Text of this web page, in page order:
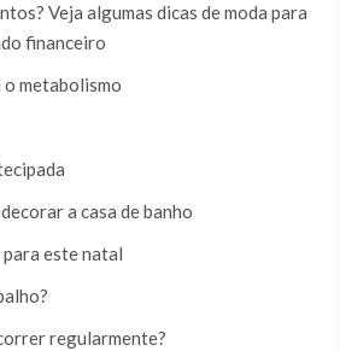
Veja algumas dicas de moda para
financeiro
metabolismo
a casa de banho
este natal
regularmente?